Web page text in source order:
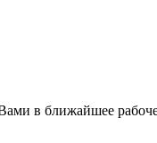
в ближайшее